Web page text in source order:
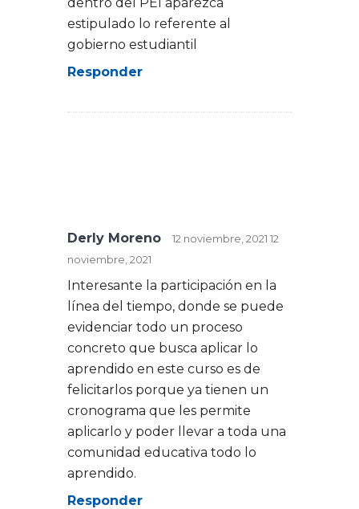
estipulado lo referente al
gobierno estudiantil
Responder
Derly Moreno 12 noviembre, 2021 12
noviembre, 2021
Interesante la participación en la
línea del tiempo, donde se puede
evidenciar todo un proceso
concreto que busca aplicar lo
aprendido en este curso es de
felicitarlos porque ya tienen un
cronograma que les permite
aplicarlo y poder llevar a toda una
comunidad educativa todo lo
aprendido.
Responder